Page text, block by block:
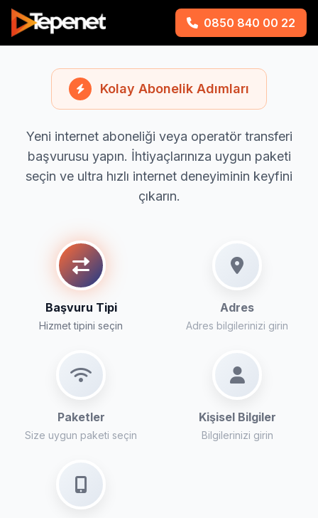
0850 840 00 22
Kolay Abonelik Adımları
Yeni internet aboneliği veya operatör transferi
başvurusu yapın. İhtiyaçlarınıza uygun paketi
seçin ve ultra hızlı internet deneyiminin keyfini
çıkarın.
Başvuru Tipi
Hizmet tipini seçin
Adres
Adres bilgilerinizi girin
Paketler
Size uygun paketi seçin
Kişisel Bilgiler
Bilgilerinizi girin